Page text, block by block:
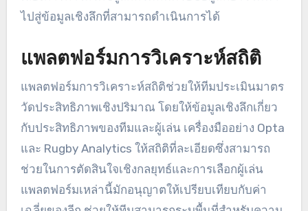
ของผู้เล่นแต่ละคน
เมื่อใช้เทคโนโลยีสวมใส่ ให้แน่ใจว่าผู้เล่นรู้สึกสบายใน
สำคัญคือต้องวิเคราะห์ข้อมูลอย่างสม่ำเสมอเพื่อหลีก
เลี่ยงการทำให้โค้ชรู้สึกท่วมท้นด้วยข้อมูลที่อาจไม่นำ
ไปสู่ข้อมูลเชิงลึกที่สามารถดำเนินการได้
แพลตฟอร์มการวิเคราะห์สถิติ
แพลตฟอร์มการวิเคราะห์สถิติช่วยให้ทีมประเมินมาตร